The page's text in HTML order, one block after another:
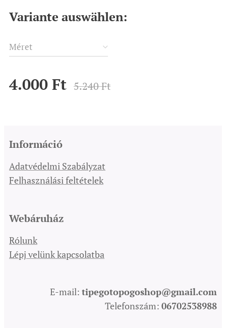
Variante auswählen:
Méret
4.000 Ft 5.240Ft
Információ
Adatvédelmi Szabályzat
Felhasználási feltételek
Webáruház
Rólunk
Lépj velünk kapcsolatba
E-mail: tipegotopogoshop@gmail.com
Telefonszám: 06702538988